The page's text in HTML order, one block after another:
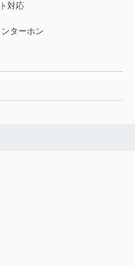
対応
ターホン